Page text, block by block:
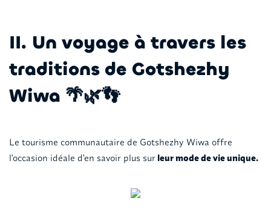
II. Un voyage à travers les
traditions de Gotshezhy
Wiwa 🌴🌿👣
Le tourisme communautaire de Gotshezhy Wiwa offre
l'occasion idéale d'en savoir plus surleur mode de vie unique.